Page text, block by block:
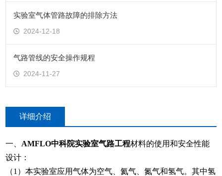
实验室气体管路故障的排除方法
2024-12-18
气路管线的安全操作规程
2024-11-27
详细介绍
一、 AMFLO中科院实验室气路工程材料的使用和安全性能
设计：
（1）本实验室应用气体为空气、氦气、氮气和氢气。其中氢